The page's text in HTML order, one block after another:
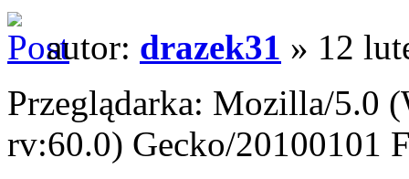
autor: drazek31 » 12
Przeglądarka: Mozilla/5.0
rv:60.0) Gecko/20100101